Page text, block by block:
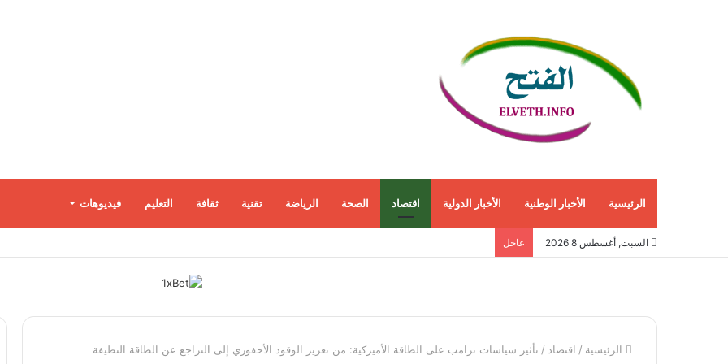
الرئيسية الأخبار الوطنية الأخبار الدولية اقتصاد الصحة الرياضة تقنية ثقافة التعليم فيديوهات
السبت, أغسطس 8 2026 عاجل
الرئيسية / اقتصاد / تأثير سياسات ترامب على الطاقة الأميركية: من تعزيز الوقود الأحفوري إلى التراجع عن الطاقة النظيفة